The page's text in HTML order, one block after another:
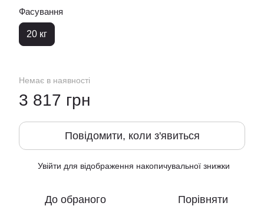
Фасування
20 кг
Немає в наявності
3 817 грн
Повідомити, коли з'явиться
Увійти для відображення накопичувальної знижки
До обраного Порівняти